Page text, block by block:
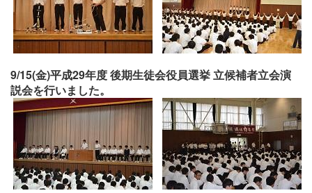
9/15(金)平成29年度 後期生徒会役員選挙 立候補者立会演
説会を行いました。